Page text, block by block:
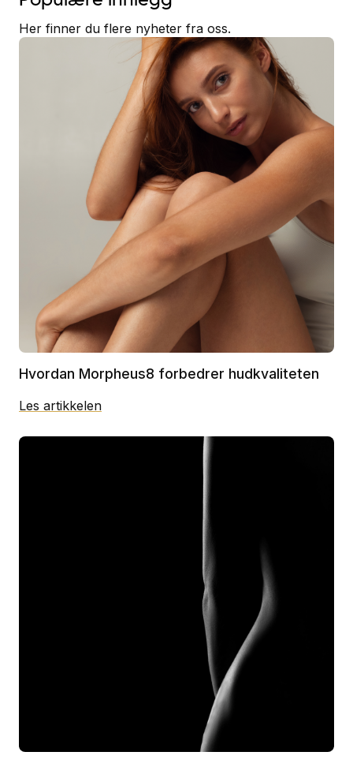
Her finner du flere nyheter fra oss.
Hvordan Morpheus8 forbedrer hudkvaliteten
Les artikkelen